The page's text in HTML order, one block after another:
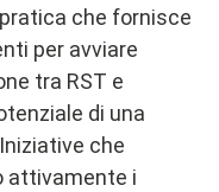
che fornisce
per avviare
tra RST e
di una
che
attivamente i